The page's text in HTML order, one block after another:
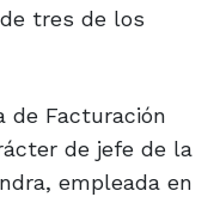
tres de los
de Facturación
de jefe de la
empleada en